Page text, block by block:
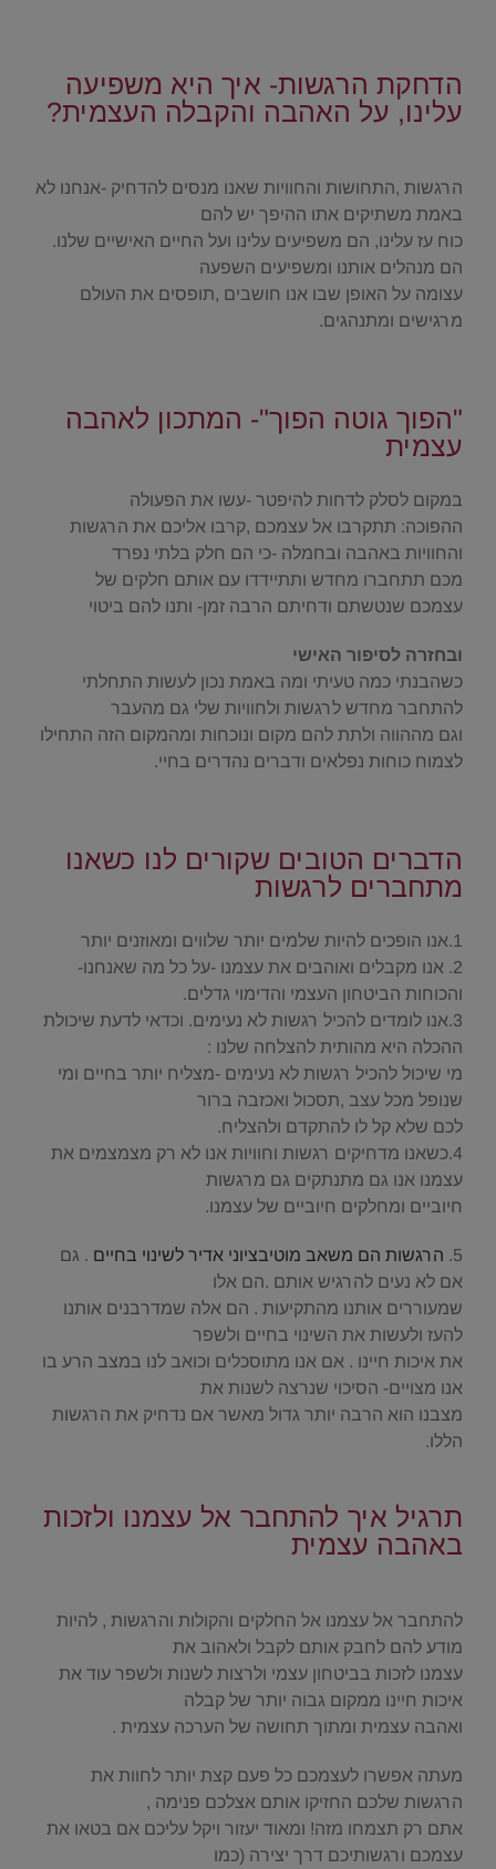
הדחקת הרגשות- איך היא משפיעה
עלינו, על האהבה והקבלה העצמית?
הרגשות ,התחושות והחוויות שאנו מנסים להדחיק -אנחנו לא
באמת משתיקים אתו ההיפך יש להם
כוח עז עלינו, הם משפיעים עלינו ועל החיים האישיים שלנו.
הם מנהלים אותנו ומשפיעים השפעה
עצומה על האופן שבו אנו חושבים ,תופסים את העולם
מרגישים ומתנהגים.
"הפוך גוטה הפוך"- המתכון לאהבה
עצמית
במקום לסלק לדחות להיפטר -עשו את הפעולה
ההפוכה: תתקרבו אל עצמכם ,קרבו אליכם את הרגשות
והחוויות באהבה ובחמלה -כי הם חלק בלתי נפרד
מכם תתחברו מחדש ותתיידדו עם אותם חלקים של
עצמכם שנטשתם ודחיתם הרבה זמן- ותנו להם ביטוי
ובחזרה לסיפור האישי
כשהבנתי כמה טעיתי ומה באמת נכון לעשות התחלתי
להתחבר מחדש לרגשות ולחוויות שלי גם מהעבר
וגם מההווה ולתת להם מקום ונוכחות ומהמקום הזה התחילו
לצמוח כוחות נפלאים ודברים נהדרים בחיי.
הדברים הטובים שקורים לנו כשאנו
מתחברים לרגשות
1.אנו הופכים להיות שלמים יותר שלווים ומאוזנים יותר
2. אנו מקבלים ואוהבים את עצמנו -על כל מה שאנחנו-
והכוחות הביטחון העצמי והדימוי גדלים.
3.אנו לומדים להכיל רגשות לא נעימים. וכדאי לדעת שיכולת
ההכלה היא מהותית להצלחה שלנו :
מי שיכול להכיל רגשות לא נעימים -מצליח יותר בחיים ומי
שנופל מכל עצב ,תסכול ואכזבה ברור
לכם שלא קל לו להתקדם ולהצליח.
4.כשאנו מדחיקים רגשות וחוויות אנו לא רק מצמצמים את
עצמנו אנו גם מתנתקים גם מרגשות
חיוביים ומחלקים חיוביים של עצמנו.
5. הרגשות הם משאב מוטיבציוני אדיר לשינוי בחיים . גם
אם לא נעים להרגיש אותם .הם אלו
שמעוררים אותנו מהתקיעות . הם אלה שמדרבנים אותנו
להעז ולעשות את השינוי בחיים ולשפר
את איכות חיינו . אם אנו מתוסכלים וכואב לנו במצב הרע בו
אנו מצויים- הסיכוי שנרצה לשנות את
מצבנו הוא הרבה יותר גדול מאשר אם נדחיק את הרגשות
הללו.
תרגיל איך להתחבר אל עצמנו ולזכות
באהבה עצמית
להתחבר אל עצמנו אל החלקים והקולות והרגשות , להיות
מודע להם לחבק אותם לקבל ולאהוב את
עצמנו לזכות בביטחון עצמי ולרצות לשנות ולשפר עוד את
איכות חיינו ממקום גבוה יותר של קבלה
ואהבה עצמית ומתוך תחושה של הערכה עצמית .
מעתה אפשרו לעצמכם כל פעם קצת יותר לחוות את
הרגשות שלכם החזיקו אותם אצלכם פנימה ,
אתם רק תצמחו מזה! ומאוד יעזור ויקל עליכם אם בטאו את
עצמכם ורגשותיכם דרך יצירה (כמו